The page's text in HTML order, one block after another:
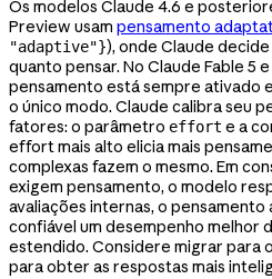
Os modelos Claude 4.6 e
Preview usam pensamento
"adaptive"}), onde Claude
quanto pensar. No Claude Fable 5
pensamento está sempre ativado
o único modo. Claude calibra seu
fatores: o parâmetro effort e a
effort mais alto elicia mais
complexas fazem o mesmo. Em
exigem pensamento, o modelo
avaliações internas, o
confiável um desempenho melhor
estendido. Considere migrar para
para obter as respostas mais